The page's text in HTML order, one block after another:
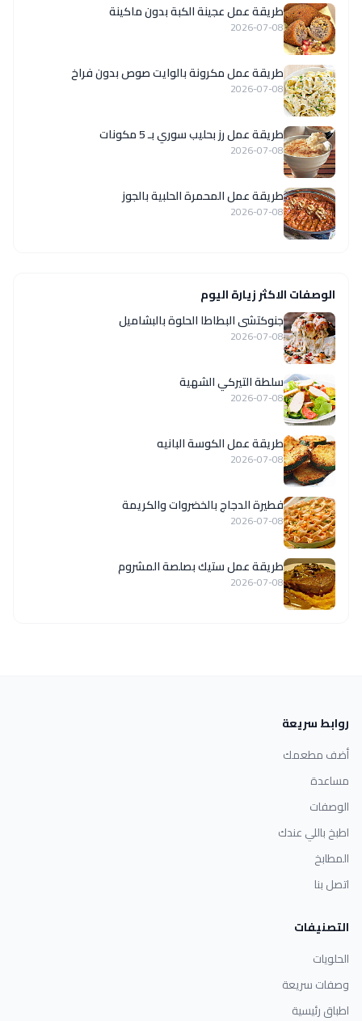
طريقة عمل عجينة الكبة بدون ماكينة
2026-07-08
طريقة عمل مكرونة بالوايت صوص بدون فراخ
2026-07-08
طريقة عمل رز بحليب سوري بـ 5 مكونات
2026-07-08
طريقة عمل المحمرة الحلبية بالجوز
2026-07-08
الوصفات الاكثر زيارة اليوم
جنوكتشى البطاطا الحلوة بالبشاميل
2026-07-08
سلطة التيركي الشهية
2026-07-08
طريقة عمل الكوسة البانيه
2026-07-08
فطيرة الدجاج بالخضروات والكريمة
2026-07-08
طريقة عمل ستيك بصلصة المشروم
2026-07-08
روابط سريعة
أضف مطعمك
مساعدة
الوصفات
اطبخ باللي عندك
المطابخ
اتصل بنا
التصنيفات
الحلويات
وصفات سريعة
اطباق رئيسية